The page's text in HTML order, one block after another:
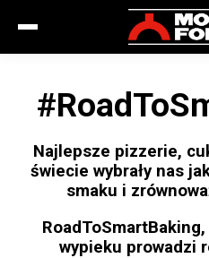
Najlepsze pizzerie,
świecie wybrały nas
smaku i
wypieku prowadzi